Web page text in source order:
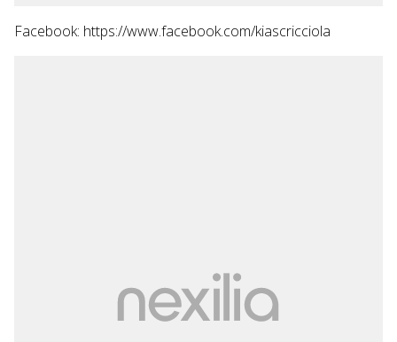
Facebook: https://www.facebook.com/kiascricciola